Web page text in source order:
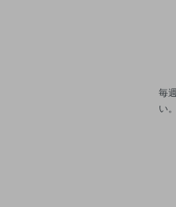
毎
い。